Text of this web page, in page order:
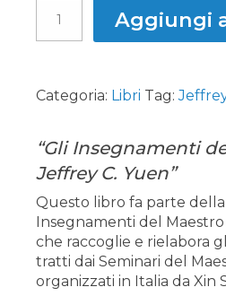
Aggiungi
Categoria: Libri Tag:
“Gli Insegnamenti
Jeffrey C. Yuen”
Questo libro fa parte della
Insegnamenti del Maestro
che raccoglie e rielabora
tratti dai Seminari del
organizzati in Italia da Xin